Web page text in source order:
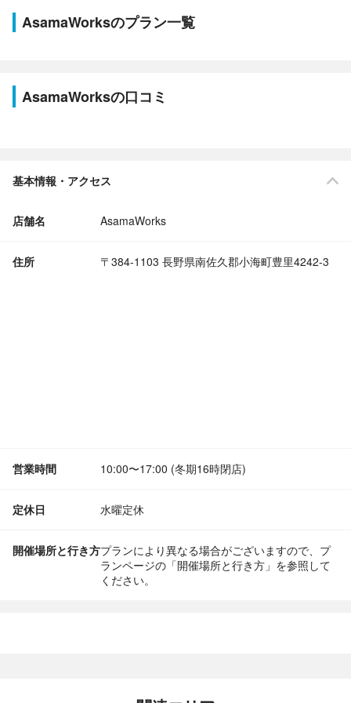
AsamaWorksのプラン一覧
AsamaWorksの口コミ
基本情報・アクセス
店舗名 AsamaWorks
住所 〒384-1103 長野県南佐久郡小海町豊里4242-3
営業時間 10:00〜17:00 (冬期16時閉店)
定休日 水曜定休
開催場所と行き方プランにより異なる場合がございますので、プ
ランページの「開催場所と行き方」を参照して
ください。